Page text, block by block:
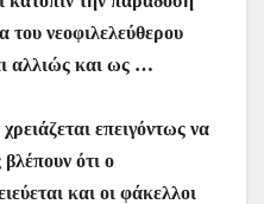
του νεοφιλελεύθερου
αλλιώς και ως …
επειγόντως να
ότι ο
και οι φάκελλοι